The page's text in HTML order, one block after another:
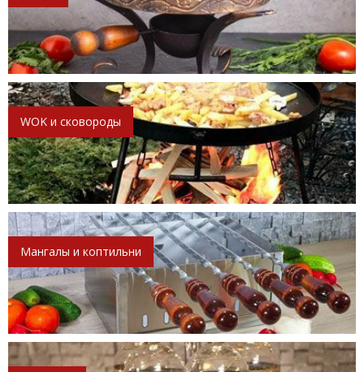
WOK и сковороды
Мангалы и коптильни